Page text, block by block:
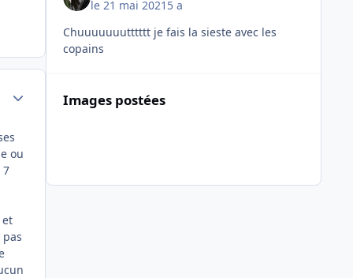
ou
7
et
dulciné du moment.
le 21 mai 2021 5 a
Chuuuuuuutttttt je fais la sieste avec les
copains
Images postées